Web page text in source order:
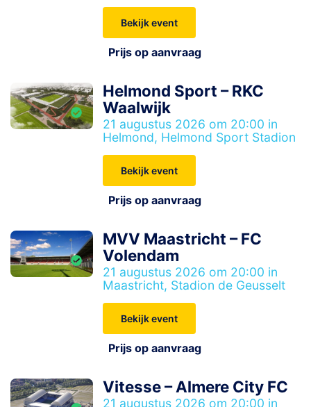
Bekijk event
Prijs op aanvraag
Helmond Sport – RKC
Waalwijk
21 augustus 2026 om 20:00 in
Helmond, Helmond Sport Stadion
Bekijk event
Prijs op aanvraag
MVV Maastricht – FC
Volendam
21 augustus 2026 om 20:00 in
Maastricht, Stadion de Geusselt
Bekijk event
Prijs op aanvraag
Vitesse – Almere City FC
21 augustus 2026 om 20:00 in